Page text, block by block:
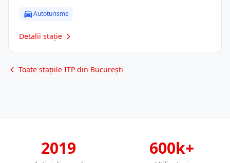
Autoturisme
Detalii stație
Toate stațiile ITP din București
2019 600k+